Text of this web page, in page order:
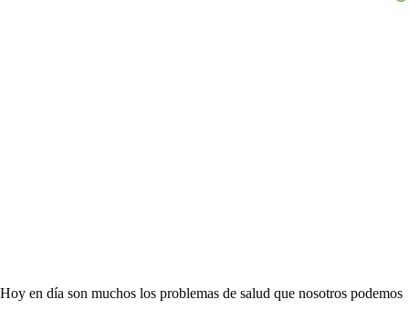
Hoy en día son muchos los problemas de salud que nosotros podemos